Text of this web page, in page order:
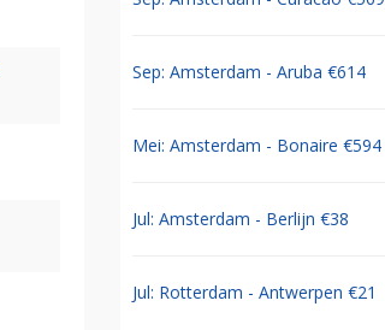
Sep: Amsterdam - Aruba €614
Mei: Amsterdam - Bonaire €594
Jul: Amsterdam - Berlijn €38
Jul: Rotterdam - Antwerpen €21